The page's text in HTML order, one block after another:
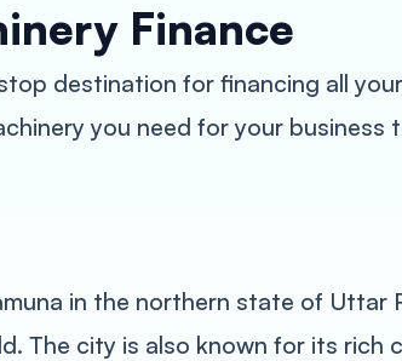
Finance
destination for financing all
you need for your
in the northern state of Uttar
The city is also known for its rich